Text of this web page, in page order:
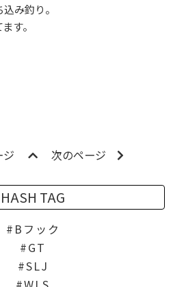
み釣り。
す。
次のページ
HASH TAG
Bフック
GT
SLJ